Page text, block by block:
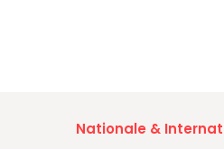
Nationale &